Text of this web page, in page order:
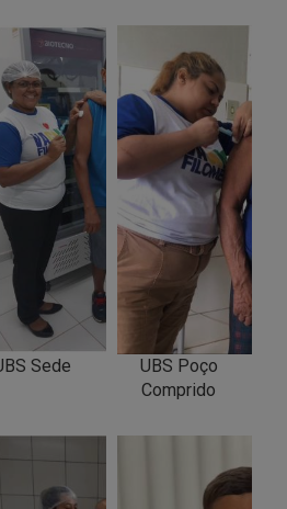
Sede
UBS Poço
Comprido